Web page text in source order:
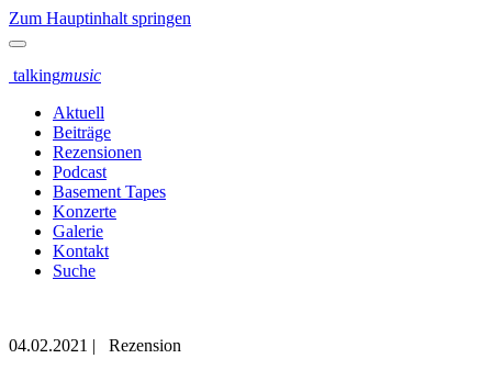
Zum Hauptinhalt springen
talkingmusic
Aktuell
Beiträge
Rezensionen
Podcast
Basement Tapes
Konzerte
Galerie
Kontakt
Suche
04.02.2021 | Rezension